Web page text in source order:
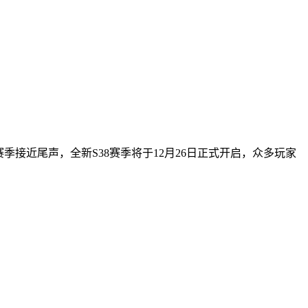
接近尾声，全新S38赛季将于12月26日正式开启，众多玩家